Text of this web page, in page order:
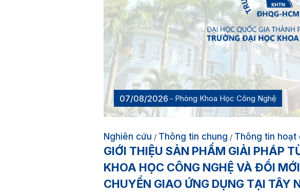
07/08/2026 Phòng Khoa Học Công Nghệ
Nghiên cứu / Thông tin chung / Thông tin hoạt
GIỚI THIỆU SẢN PHẨM GIẢI PHÁP
KHOA HỌC CÔNG NGHỆ VÀ ĐỔI
CHUYỂN GIAO ỨNG DỤNG TẠI TÂY